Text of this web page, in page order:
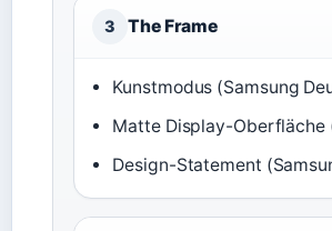
3 The Frame
Kunstmodus (Samsung
Matte Display-Oberfläche
Design-Statement